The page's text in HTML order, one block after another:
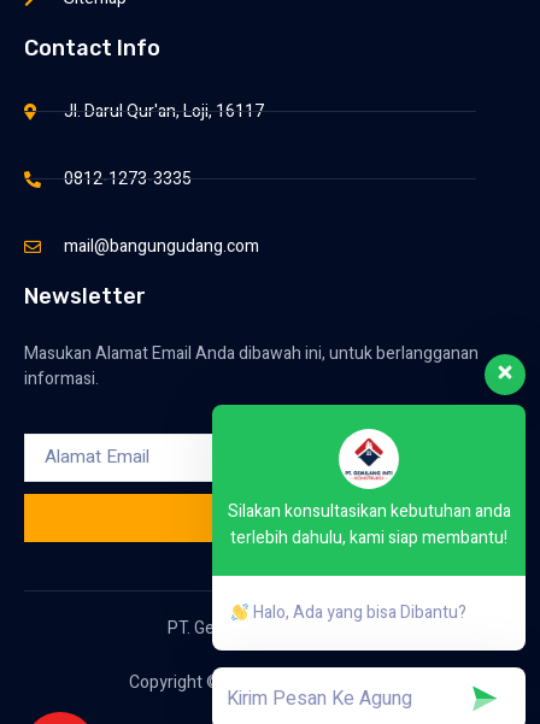
Contact Info
Jl. Darul Qur'an, Loji, 16117
0812-1273-3335
mail@bangungudang.com
Newsletter
Masukan Alamat Email Anda dibawah ini, untuk berlangganan
informasi.
KIRIM
PT. Gemilang Inti Konstruksi
Copyright © 2023. All rights reserved.
Silakan konsultasikan kebutuhan anda
terlebih dahulu, kami siap membantu!
Halo, Ada yang bisa Dibantu?